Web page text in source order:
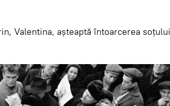
Valentina, așteaptă întoarcerea soțului